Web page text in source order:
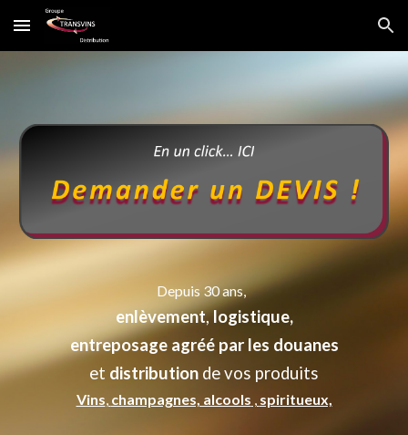
Skip to main content Skip to navigation
Depuis 30 ans,
enlèvement,logistique,
entreposage agréé par les douanes
et distribution de vos produits
Vins, champagnes, alcools , spiritueux,